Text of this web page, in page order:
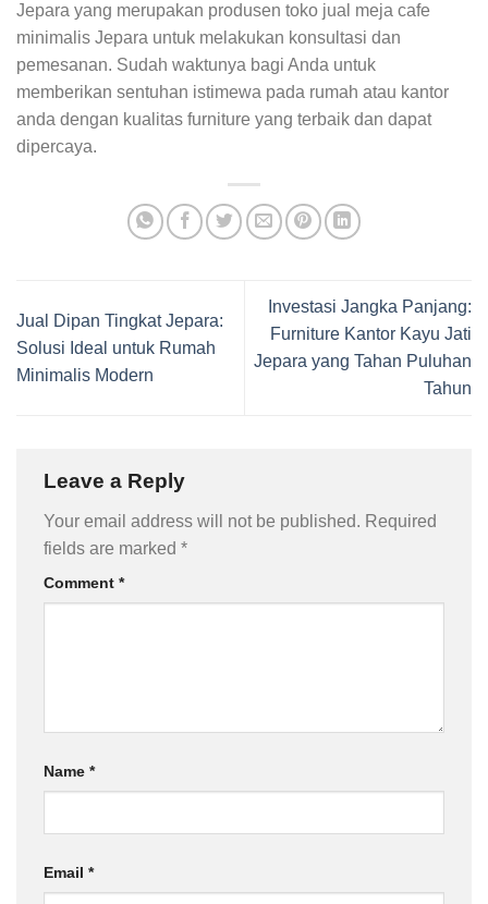
Jepara yang merupakan produsen toko jual meja cafe
minimalis Jepara untuk melakukan konsultasi dan
pemesanan. Sudah waktunya bagi Anda untuk
memberikan sentuhan istimewa pada rumah atau kantor
anda dengan kualitas furniture yang terbaik dan dapat
dipercaya.
Jual Dipan Tingkat Jepara:
Solusi Ideal untuk Rumah
Minimalis Modern
Investasi Jangka Panjang:
Furniture Kantor Kayu Jati
Jepara yang Tahan Puluhan
Tahun
Leave a Reply
Your email address will not be published. Required
fields are marked *
Comment *
Name *
Email *